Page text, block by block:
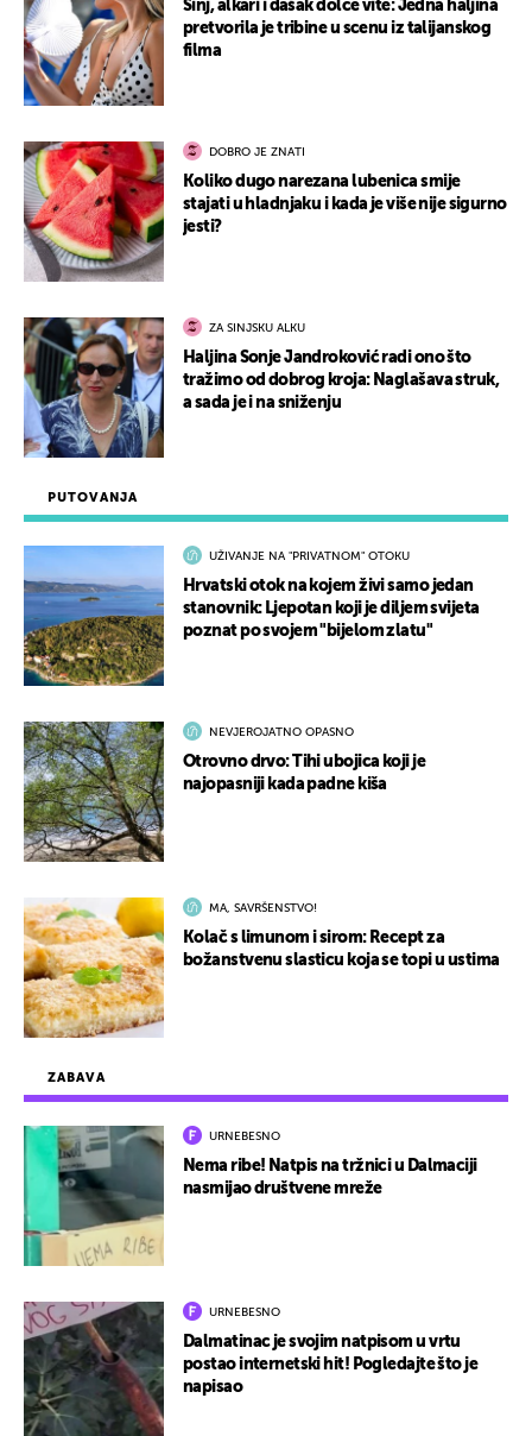
ZABAVA
URNEBESNO
Nema ribe! Natpis na tržnici u Dalmaciji
nasmijao društvene mreže
URNEBESNO
Dalmatinac je svojim natpisom u vrtu
postao internetski hit! Pogledajte što je
napisao
PUTOVANJA
UŽIVANJE NA "PRIVATNOM" OTOKU
Hrvatski otok na kojem živi samo jedan
stanovnik: Ljepotan koji je diljem svijeta
poznat po svojem "bijelom zlatu"
NEVJEROJATNO OPASNO
Otrovno drvo: Tihi ubojica koji je
najopasniji kada padne kiša
MA, SAVRŠENSTVO!
Kolač s limunom i sirom: Recept za
božanstvenu slasticu koja se topi u ustima
Sinj, alkari i dašak dolce vite: Jedna haljina
pretvorila je tribine u scenu iz talijanskog
filma
DOBRO JE ZNATI
Koliko dugo narezana lubenica smije
stajati u hladnjaku i kada je više nije sigurno
jesti?
ZA SINJSKU ALKU
Haljina Sonje Jandroković radi ono što
tražimo od dobrog kroja: Naglašava struk,
a sada je i na sniženju